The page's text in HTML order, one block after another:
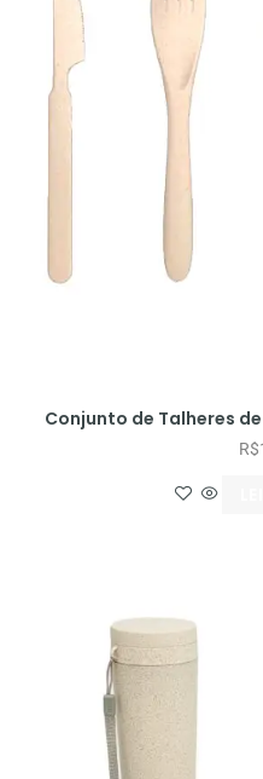
Conjunto de Talheres
R$